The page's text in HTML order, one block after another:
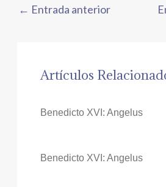
← Entrada anterior
Artículos
Benedicto XVI: Angelus
Benedicto XVI: Angelus